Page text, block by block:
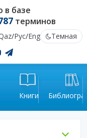
в базе
терминов
/Рус/Eng
Темная
Книги